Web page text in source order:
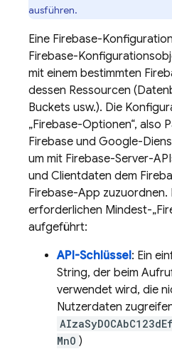
ausführen.
Eine Firebase-
Firebase-
mit einem bestimmten
dessen Ressourcen
Buckets usw.). Die
„Firebase-Optionen“, also
Firebase und Google-
um mit Firebase-Server-
und Clientdaten dem
Firebase-App zuzuordnen.
erforderlichen Mindest-
aufgeführt:
API-Schlüssel: Ein
String, der beim
verwendet wird, die
Nutzerdaten
MnO )